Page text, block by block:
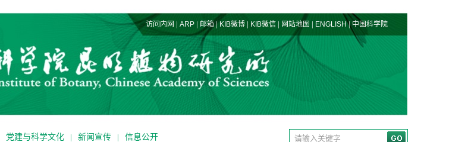
访问内网 | ARP | 邮箱|KIB微博 | KIB微信 | 网站地图 | ENGLISH| 中国科学院
党建与科学文化 | 新闻宣传 | 信息公开